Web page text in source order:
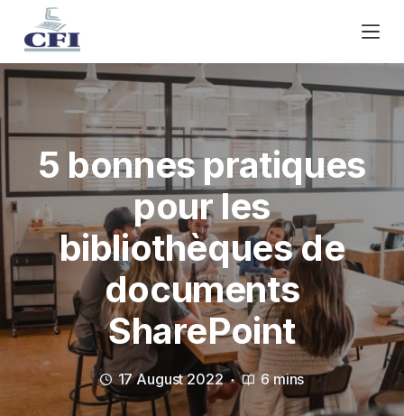
k
i
t
o
n
e
n
t
5 bonnes pratiques
pour les
bibliothèques de
documents
SharePoint
17 August 2022 6 mins